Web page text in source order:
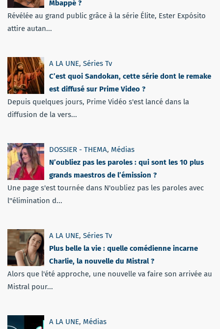
Mbappé ?
Révélée au grand public grâce à la série Élite, Ester Expósito
attire autan...
A LA UNE, Séries Tv
C’est quoi Sandokan, cette série dont le remake
est diffusé sur Prime Video ?
Depuis quelques jours, Prime Vidéo s'est lancé dans la
diffusion de la vers...
DOSSIER - THEMA, Médias
N’oubliez pas les paroles : qui sont les 10 plus
grands maestros de l’émission ?
Une page s'est tournée dans N'oubliez pas les paroles avec
l''élimination d...
A LA UNE, Séries Tv
Plus belle la vie : quelle comédienne incarne
Charlie, la nouvelle du Mistral ?
Alors que l'été approche, une nouvelle va faire son arrivée au
Mistral pour...
A LA UNE, Médias